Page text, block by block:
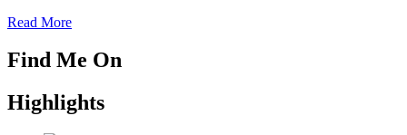
Read More
Find Me On
Highlights